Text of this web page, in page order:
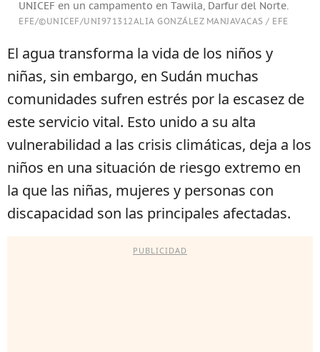
UNICEF en un campamento en Tawila, Darfur del Norte.
EFE/©UNICEF/UNI971312ALIA GONZÁLEZ MANJAVACAS / EFE
El agua transforma la vida de los niños y
niñas, sin embargo, en Sudán muchas
comunidades sufren estrés por la escasez de
este servicio vital. Esto unido a su alta
vulnerabilidad a las crisis climáticas, deja a los
niños en una situación de riesgo extremo en
la que las niñas, mujeres y personas con
discapacidad son las principales afectadas.
PUBLICIDAD